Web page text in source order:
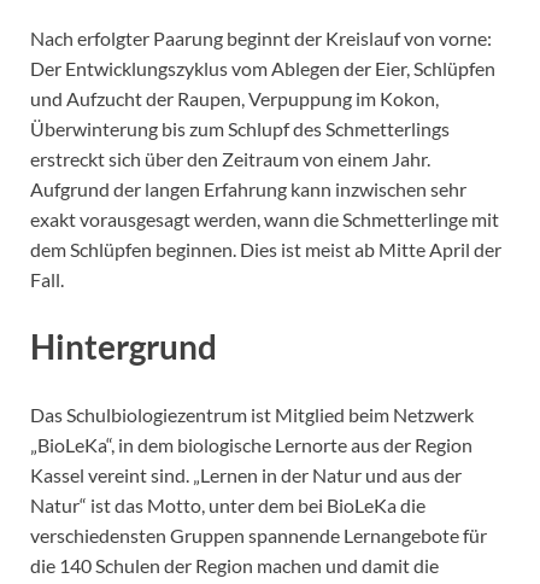
Nach erfolgter Paarung beginnt der Kreislauf von vorne:
Der Entwicklungszyklus vom Ablegen der Eier, Schlüpfen
und Aufzucht der Raupen, Verpuppung im Kokon,
Überwinterung bis zum Schlupf des Schmetterlings
erstreckt sich über den Zeitraum von einem Jahr.
Aufgrund der langen Erfahrung kann inzwischen sehr
exakt vorausgesagt werden, wann die Schmetterlinge mit
dem Schlüpfen beginnen. Dies ist meist ab Mitte April der
Fall.
Hintergrund
Das Schulbiologiezentrum ist Mitglied beim Netzwerk
„BioLeKa“, in dem biologische Lernorte aus der Region
Kassel vereint sind. „Lernen in der Natur und aus der
Natur“ ist das Motto, unter dem bei BioLeKa die
verschiedensten Gruppen spannende Lernangebote für
die 140 Schulen der Region machen und damit die